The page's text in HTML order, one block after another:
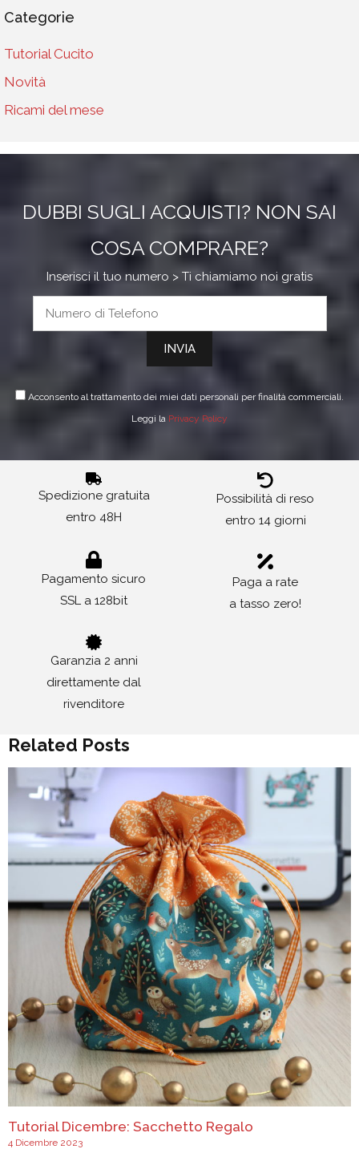
Categorie
Tutorial Cucito
Novità
Ricami del mese
DUBBI SUGLI ACQUISTI? NON SAI
COSA COMPRARE?
Inserisci il tuo numero > Ti chiamiamo noi gratis
Acconsento al trattamento dei miei dati personali per finalità commerciali.
Leggi la Privacy Policy
Spedizione gratuita
entro 48H
Possibilità di reso
entro 14 giorni
Pagamento sicuro
SSL a 128bit
Paga a rate
a tasso zero!
Garanzia 2 anni
direttamente dal
rivenditore
Related Posts
Tutorial Dicembre: Sacchetto Regalo
4 Dicembre 2023